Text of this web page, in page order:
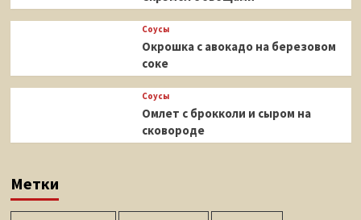
Соусы
Окрошка с авокадо на березовом
соке
Соусы
Омлет с брокколи и сыром на
сковороде
Метки